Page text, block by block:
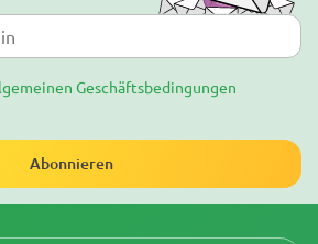
Geschäftsbedingungen
Abonnieren